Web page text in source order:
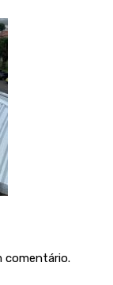
comentário.